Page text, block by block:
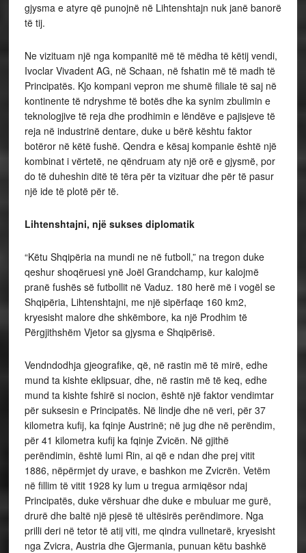
gjysma e atyre që punojnë në Lihtenshtajn nuk janë banorë
të tij.
Ne vizituam një nga kompanitë më të mëdha të këtij vendi,
Ivoclar Vivadent AG, në Schaan, në fshatin më të madh të
Principatës. Kjo kompani vepron me shumë filiale të saj në
kontinente të ndryshme të botës dhe ka synim zbulimin e
teknologjive të reja dhe prodhimin e lëndëve e pajisjeve të
reja në industrinë dentare, duke u bërë kështu faktor
botëror në këtë fushë. Qendra e kësaj kompanie është një
kombinat i vërtetë, ne qëndruam aty një orë e gjysmë, por
do të duheshin ditë të tëra për ta vizituar dhe për të pasur
një ide të plotë për të.
Lihtenshtajni, një sukses diplomatik
“Këtu Shqipëria na mundi ne në futboll,” na tregon duke
qeshur shoqëruesi ynë Joël Grandchamp, kur kalojmë
pranë fushës së futbollit në Vaduz. 180 herë më i vogël se
Shqipëria, Lihtenshtajni, me një sipërfaqe 160 km2,
kryesisht malore dhe shkëmbore, ka një Prodhim të
Përgjithshëm Vjetor sa gjysma e Shqipërisë.
Vendndodhja gjeografike, që, në rastin më të mirë, edhe
mund ta kishte eklipsuar, dhe, në rastin më të keq, edhe
mund ta kishte fshirë si nocion, është një faktor vendimtar
për suksesin e Principatës. Në lindje dhe në veri, për 37
kilometra kufij, ka fqinje Austrinë; në jug dhe në perëndim,
për 41 kilometra kufij ka fqinje Zvicën. Në gjithë
perëndimin, është lumi Rin, ai që e ndan dhe prej vitit
1886, nëpërmjet dy urave, e bashkon me Zvicrën. Vetëm
në fillim të vitit 1928 ky lum u tregua armiqësor ndaj
Principatës, duke vërshuar dhe duke e mbuluar me gurë,
drurë dhe baltë një pjesë të ultësirës perëndimore. Nga
prilli deri në tetor të atij viti, me qindra vullnetarë, kryesisht
nga Zvicra, Austria dhe Gjermania, punuan këtu bashkë